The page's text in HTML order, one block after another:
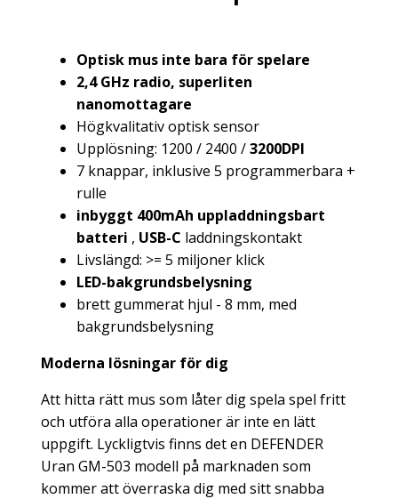
Optisk mus inte bara för spelare
2,4 GHz radio, superliten
nanomottagare
Högkvalitativ optisk sensor
Upplösning: 1200 / 2400 /3200DPI
7 knappar, inklusive 5 programmerbara +
rulle
inbyggt 400mAh uppladdningsbart
batteri , USB-C laddningskontakt
Livslängd: >= 5 miljoner klick
LED-bakgrundsbelysning
brett gummerat hjul - 8 mm, med
bakgrundsbelysning
Moderna lösningar för dig
Att hitta rätt mus som låter dig spela spel fritt
och utföra alla operationer är inte en lätt
uppgift. Lyckligtvis finns det en DEFENDER
Uran GM-503 modell på marknaden som
kommer att överraska dig med sitt snabba